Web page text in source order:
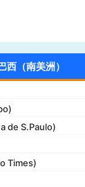
Insider)
Weekly)
Tribune)
York Daily News)
西（南美洲）
de S.Paulo)
Times)